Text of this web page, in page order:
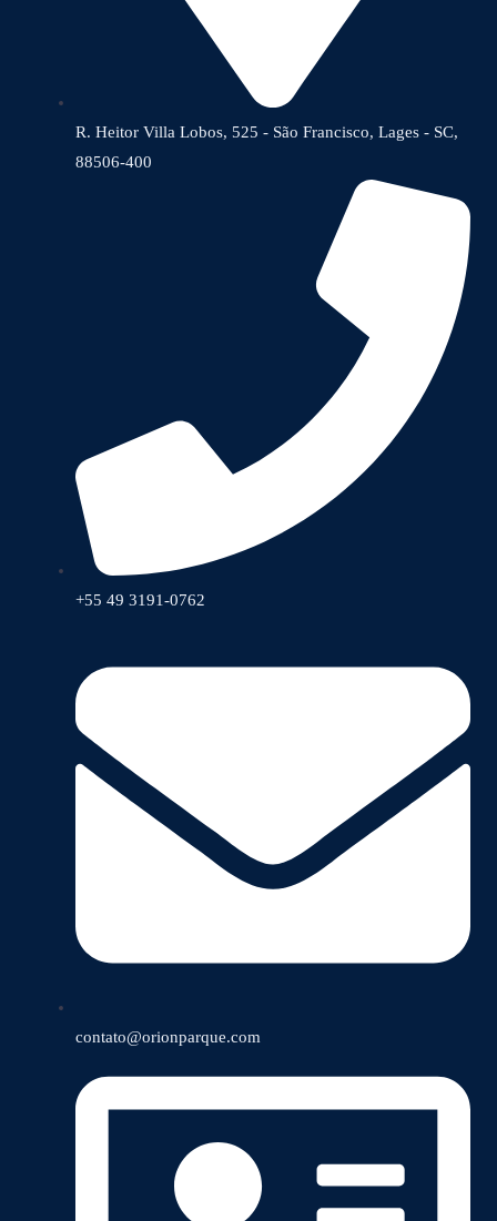
R. Heitor Villa Lobos, 525 - São Francisco, Lages - SC,
88506-400
+55 49 3191-0762
contato@orionparque.com